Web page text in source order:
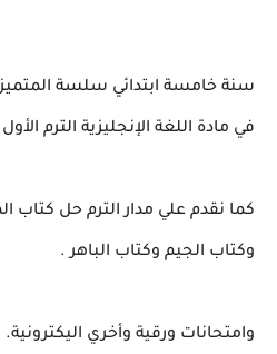
سنة خامسة ابتدائي سلسة
في مادة اللغة الإنجليزية الترم الأول 2023
كما نقدم علي مدار الترم حل كتاب
وكتاب الجيم وكتاب الباهر .
وامتحانات ورقية وأخري اليكترونية.